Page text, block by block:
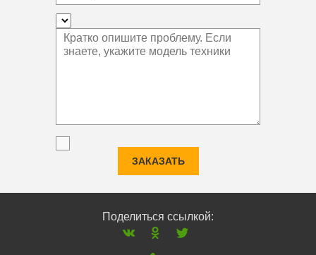
ЗАКАЗАТЬ
Поделиться ссылкой: